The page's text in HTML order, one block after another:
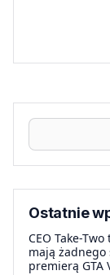
Ostatnie
CEO Take-
mają żadnego
premierą GTA